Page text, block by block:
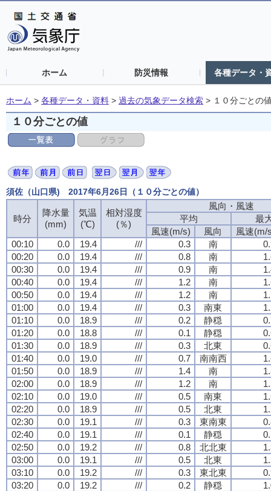
ホーム 防災情報 各種データ・
ホーム > 各種データ・資料 > 過去の気象データ検索 > １０分ごとの
１０分ごとの値
須佐（山口県) 2017年6月26日（１０分ごとの値）
時分
降水量
(mm)
気温
(℃)
相対湿度
(％)
風向・風速
平均
最
風速(m/s)
風向
風速(m/
00:10
0.0 19.4 /// 0.3 南
00:20
0.0 19.4 /// 0.8 南
00:30
0.0 19.4 /// 0.9 南
00:40
0.0 19.4 /// 1.2 南
00:50
0.0 19.4 /// 1.2 南
01:00
0.0 19.4 /// 0.3 南東
01:10
0.0 18.9 /// 0.2 静穏
01:20
0.0 18.8 /// 0.1 静穏
01:30
0.0 18.9 /// 0.3 北東
01:40
0.0 19.0 /// 0.7 南南西
01:50
0.0 18.9 /// 1.4 南
02:00
0.0 18.9 /// 1.2 南
02:10
0.0 19.0 /// 0.5 南東
02:20
0.0 18.9 /// 0.5 北東
02:30
0.0 19.1 /// 0.3 東南東
02:40
0.0 19.1 /// 0.1 静穏
02:50
0.0 19.2 /// 0.8 北北東
03:00
0.0 19.1 /// 0.5 北東
03:10
0.0 19.2 /// 0.3 東北東
03:20
0.0 19.2 /// 0.2 静穏